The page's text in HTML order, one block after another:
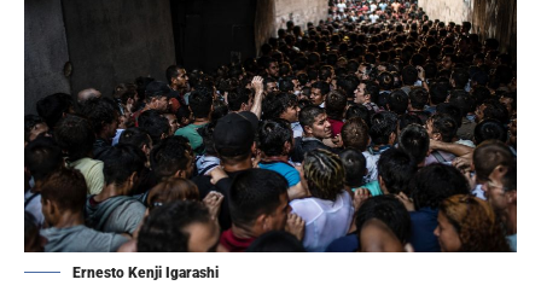
Ernesto Kenji Igarashi